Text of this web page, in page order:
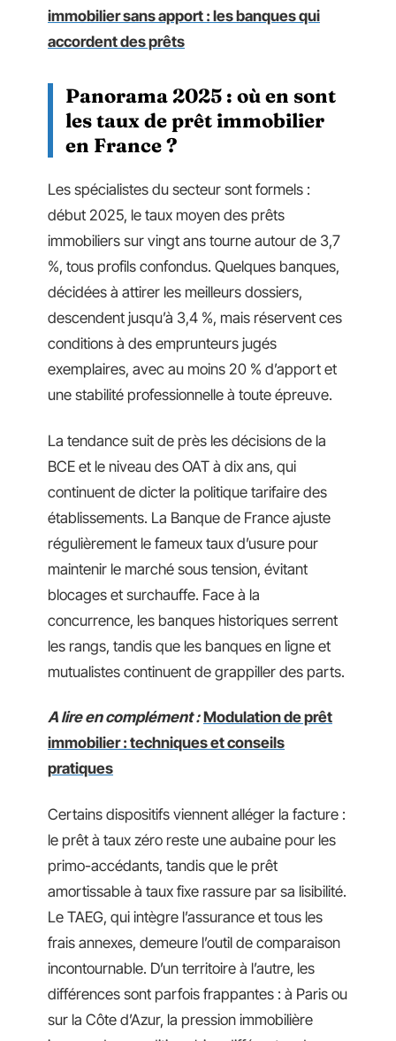
immobilier sans apport : les banques qui
accordent des prêts
Panorama 2025 : où en sont
les taux de prêt immobilier
en France ?
Les spécialistes du secteur sont formels :
début 2025, le taux moyen des prêts
immobiliers sur vingt ans tourne autour de 3,7
%, tous profils confondus. Quelques banques,
décidées à attirer les meilleurs dossiers,
descendent jusqu’à 3,4 %, mais réservent ces
conditions à des emprunteurs jugés
exemplaires, avec au moins 20 % d’apport et
une stabilité professionnelle à toute épreuve.
La tendance suit de près les décisions de la
BCE et le niveau des OAT à dix ans, qui
continuent de dicter la politique tarifaire des
établissements. La Banque de France ajuste
régulièrement le fameux taux d’usure pour
maintenir le marché sous tension, évitant
blocages et surchauffe. Face à la
concurrence, les banques historiques serrent
les rangs, tandis que les banques en ligne et
mutualistes continuent de grappiller des parts.
A lire en complément : Modulation de prêt
immobilier : techniques et conseils
pratiques
Certains dispositifs viennent alléger la facture :
le prêt à taux zéro reste une aubaine pour les
primo-accédants, tandis que le prêt
amortissable à taux fixe rassure par sa lisibilité.
Le TAEG, qui intègre l’assurance et tous les
frais annexes, demeure l’outil de comparaison
incontournable. D’un territoire à l’autre, les
différences sont parfois frappantes : à Paris ou
sur la Côte d’Azur, la pression immobilière